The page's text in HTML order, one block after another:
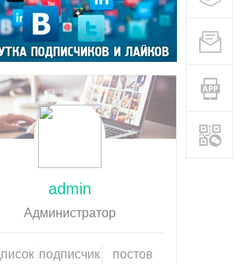
admin
Aдминистратор
подписчик
постов